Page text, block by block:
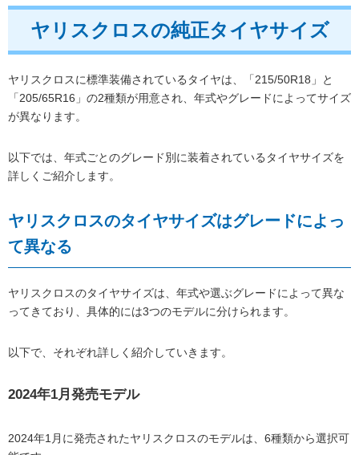
ヤリスクロスの純正タイヤサイズ
ヤリスクロスに標準装備されているタイヤは、「215/50R18」と
「205/65R16」の2種類が用意され、年式やグレードによってサイズ
が異なります。
以下では、年式ごとのグレード別に装着されているタイヤサイズを
詳しくご紹介します。
ヤリスクロスのタイヤサイズはグレードによっ
て異なる
ヤリスクロスのタイヤサイズは、年式や選ぶグレードによって異な
ってきており、具体的には3つのモデルに分けられます。
以下で、それぞれ詳しく紹介していきます。
2024年1月発売モデル
2024年1月に発売されたヤリスクロスのモデルは、6種類から選択可